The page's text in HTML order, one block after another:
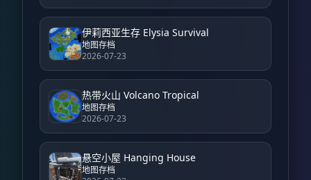
伊莉西亚生存 Elysia Survival
地图存档
2026-07-23
热带火山 Volcano Tropical
地图存档
2026-07-23
悬空小屋 Hanging House
地图存档